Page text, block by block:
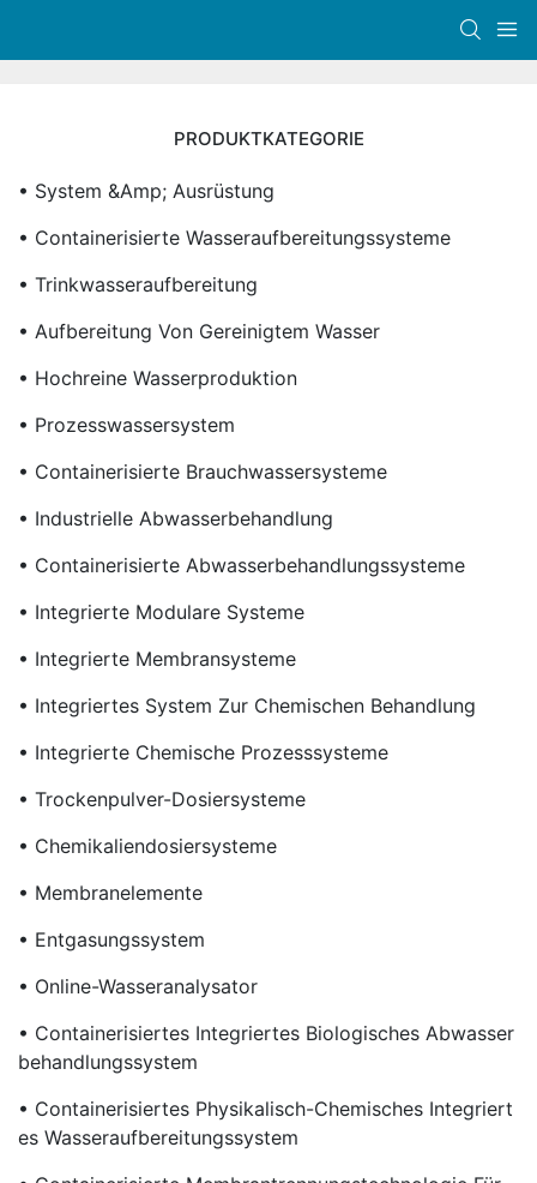
PRODUKTKATEGORIE
• System &amp; Ausrüstung
• Containerisierte Wasseraufbereitungssysteme
• Trinkwasseraufbereitung
• Aufbereitung Von Gereinigtem Wasser
• Hochreine Wasserproduktion
• Prozesswassersystem
• Containerisierte Brauchwassersysteme
• Industrielle Abwasserbehandlung
• Containerisierte Abwasserbehandlungssysteme
• Integrierte Modulare Systeme
• Integrierte Membransysteme
• Integriertes System Zur Chemischen Behandlung
• Integrierte Chemische Prozesssysteme
• Trockenpulver-Dosiersysteme
• Chemikaliendosiersysteme
• Membranelemente
• Entgasungssystem
• Online-Wasseranalysator
• Containerisiertes Integriertes Biologisches Abwasser
Behandlungssystem
• Containerisiertes Physikalisch-Chemisches Integriert
Es Wasseraufbereitungssystem